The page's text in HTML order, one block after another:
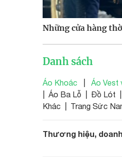
Những cửa hàng
Danh sách
Áo Khoác Áo Vest
| Áo Ba Lỗ | Đồ Lót
Khác | Trang Sức
Thương hiệu,